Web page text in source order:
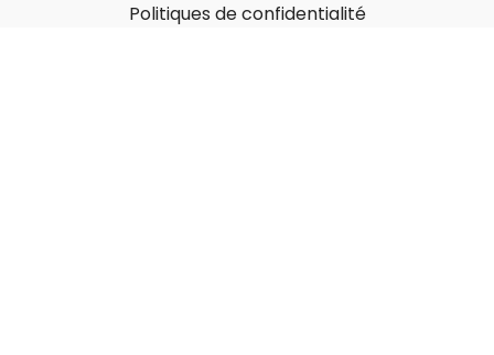
Politiques de confidentialité